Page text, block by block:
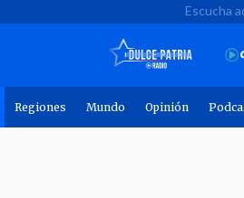
Escucha
Regiones Mundo Opinión